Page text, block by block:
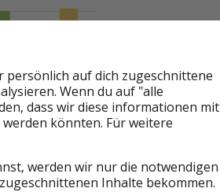
In Großbritannien und
auf dich zugeschnittene
Wenn du auf "alle
dass wir diese informationen mit
könnten. Für weitere
werden wir nur die notwendigen
Inhalte bekommen.